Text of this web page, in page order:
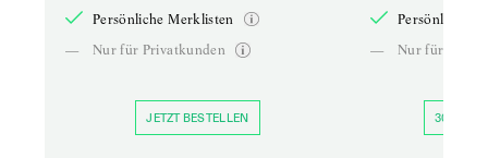
Persönliche Merklisten
—
Nur für Privatkunden
JETZT BESTELLEN
Persönliche
—
Nur für
30 TAGE